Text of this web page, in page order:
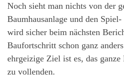
Noch sieht man nichts von der
Baumhausanlage und den
wird sicher beim nächsten
Baufortschritt schon ganz
ehrgeizige Ziel ist es, das
zu vollenden.